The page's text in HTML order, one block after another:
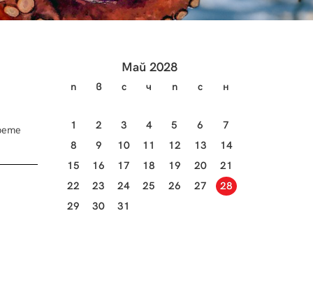
Май 2028
п в с ч п с н
1 2 3 4 5 6
7
8
9 10 11 12 13
14
15
16 17 18 19 20
21
22
23 24 25 26 27
28
29
30 31